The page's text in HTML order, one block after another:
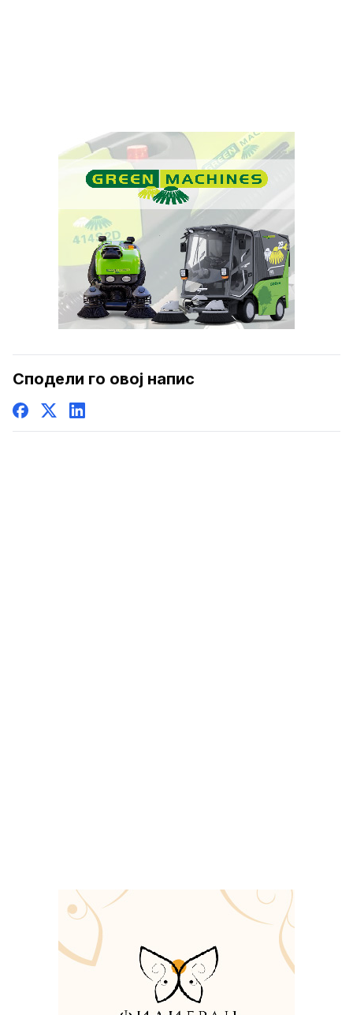
Сподели го овој напис